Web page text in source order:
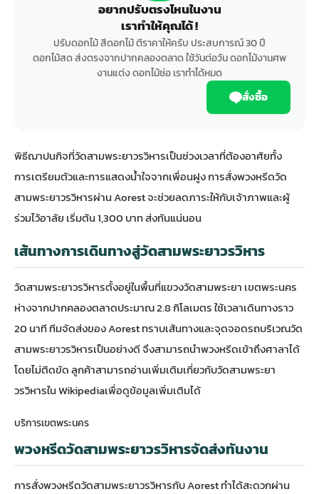
อยากปรับตรงไหนในงาน
เราทำให้คุณได้ !
ปรับดอกไม้ สีดอกไม้ ตีราคาให้ครับ ประสบการณ์ 30 ปี
ดอกไม้สด ส่งตรงจากปากคลองตลาด ใช้วันต่อวัน ดอกไม้งานศพ
งานแต่ง ดอกไม้ช่อ เราทำได้หมด
สั่งซื้อ
พิธีฌาปนกิจที่วัดสามพระยาวรวิหารเป็นช่วงเวลาที่ต้องอาศัยทั้ง
การเตรียมตัวและการแสดงน้ำใจจากเพื่อนฝูง การสั่งพวงหรีดวัด
สามพระยาวรวิหารผ่าน Aorest จะช่วยลดภาระให้กับเจ้าภาพและผู้
ร่วมไว้อาลัย เริ่มต้น 1,300 บาท ส่งทันแน่นอน
เส้นทางการเดินทางสู่วัดสามพระยาวรวิหาร
วัดสามพระยาวรวิหารตั้งอยู่ในพื้นที่แขวงวัดสามพระยา เขตพระนคร
ห่างจากปากคลองตลาดประมาณ 2.8 กิโลเมตร ใช้เวลาเดินทางราว
20 นาที ทีมจัดส่งของ Aorest ทราบเส้นทางและจุดจอดรถบริเวณวัด
สามพระยาวรวิหารเป็นอย่างดี จึงสามารถนำพวงหรีดเข้าถึงศาลาได้
โดยไม่ติดขัด ลูกค้าสามารถอ่านเพิ่มเติมเกี่ยวกับวัดสามพระยา
วรวิหารใน Wikipediaเพื่อดูข้อมูลเพิ่มเติมได้
บริการเขตพระนคร
พวงหรีดวัดสามพระยาวรวิหารจัดส่งทันงาน
การสั่งพวงหรีดวัดสามพระยาวรวิหารกับ Aorest ทำได้สะดวกผ่าน